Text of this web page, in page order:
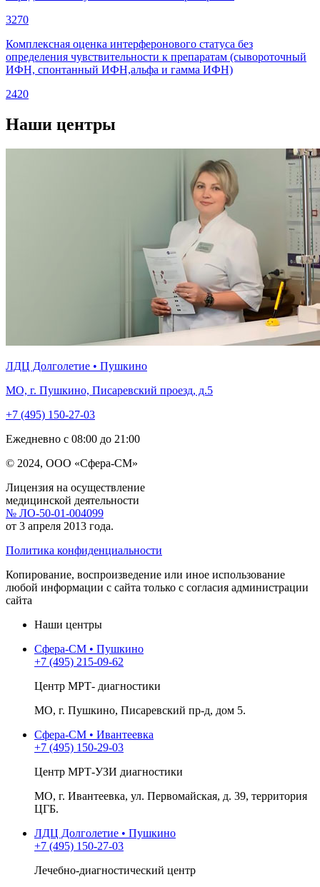
3270
Комплексная оценка интерферонового статуса без
определения чувствительности к препаратам (сывороточный
ИФН, спонтанный ИФН,альфа и гамма ИФН)
2420
Наши центры
ЛДЦ Долголетие • Пушкино
МО, г. Пушкино, Писаревский проезд, д.5
+7 (495) 150-27-03
Ежедневно с 08:00 до 21:00
© 2024, ООО «Сфера-СМ»
Лицензия на осуществление
медицинской деятельности
№ ЛО-50-01-004099
от 3 апреля 2013 года.
Политика конфиденциальности
Копирование, воспроизведение или иное использование
любой информации с сайта только с согласия администрации
сайта
Наши центры
Сфера-СМ • Пушкино
+7 (495) 215-09-62
Центр МРТ- диагностики
МО, г. Пушкино, Писаревский пр-д, дом 5.
Сфера-СМ • Ивантеевка
+7 (495) 150-29-03
Центр МРТ-УЗИ диагностики
МО, г. Ивантеевка, ул. Первомайская, д. 39, территория
ЦГБ.
ЛДЦ Долголетие • Пушкино
+7 (495) 150-27-03
Лечебно-диагностический центр